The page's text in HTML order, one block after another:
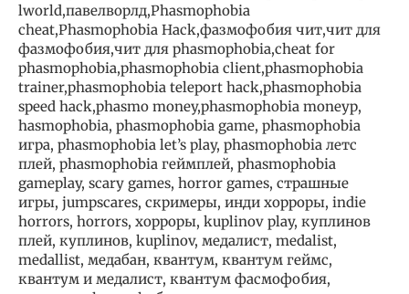
lworld,павелворлд,Phasmophobia
cheat,Phasmophobia Hack,фазмофобия чит,чит для
фазмофобия,чит для phasmophobia,cheat for
phasmophobia,phasmophobia client,phasmophobia
trainer,phasmophobia teleport hack,phasmophobia
speed hack,phasmo money,phasmophobia moneyp,
hasmophobia, phasmophobia game, phasmophobia
игра, phasmophobia let’s play, phasmophobia летс
плей, phasmophobia геймплей, phasmophobia
gameplay, scary games, horror games, страшные
игры, jumpscares, скримеры, инди хорроры, indie
horrors, horrors, хорроры, kuplinov play, куплинов
плей, куплинов, kuplinov, медалист, medalist,
medallist, медабан, квантум, квантум геймс,
квантум и медалист, квантум фасмофобия,